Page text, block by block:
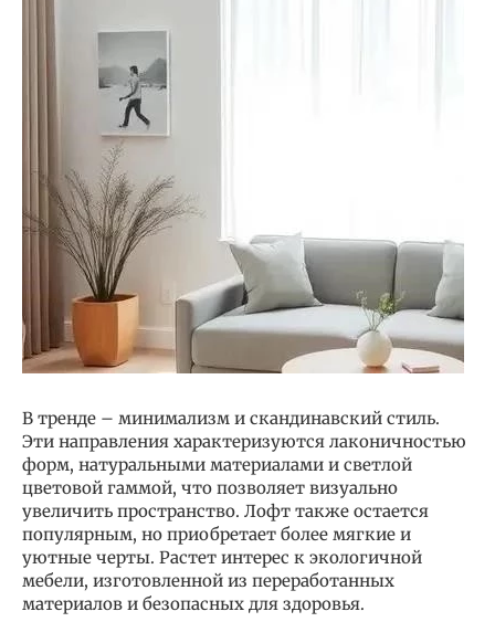
В тренде – минимализм и скандинавский стиль.
Эти направления характеризуются лаконичностью
форм, натуральными материалами и светлой
цветовой гаммой, что позволяет визуально
увеличить пространство. Лофт также остается
популярным, но приобретает более мягкие и
уютные черты. Растет интерес к экологичной
мебели, изготовленной из переработанных
материалов и безопасных для здоровья.